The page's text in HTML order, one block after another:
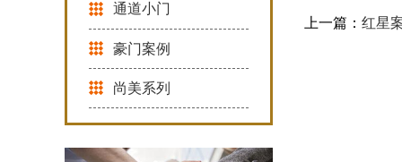
通道小门
豪门案例
尚美系列
上一篇： 红星